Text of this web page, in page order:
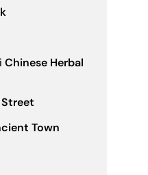
Chinese Herbal
Town